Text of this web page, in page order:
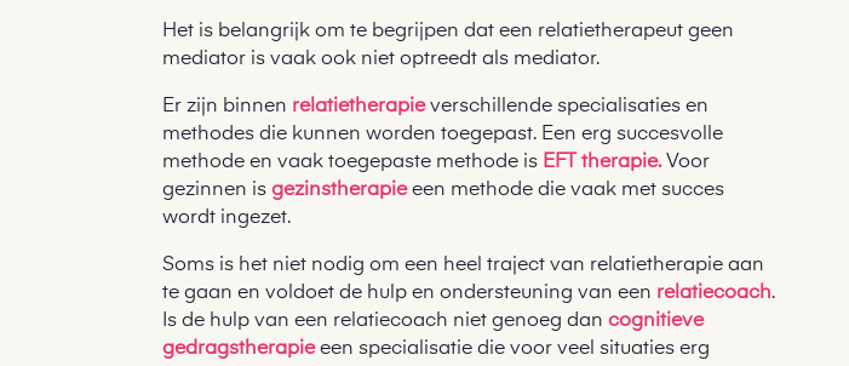
Het is belangrijk om te begrijpen dat een relatietherapeut geen
mediator is vaak ook niet optreedt als mediator.
Er zijn binnen relatietherapieverschillende specialisaties en
methodes die kunnen worden toegepast. Een erg succesvolle
methode en vaak toegepaste methode is EFT therapie. Voor
gezinnen isgezinstherapieeen methode die vaak met succes
wordt ingezet.
Soms is het niet nodig om een heel traject van relatietherapie aan
te gaan en voldoet de hulp en ondersteuning van een relatiecoach.
Is de hulp van een relatiecoach niet genoeg dancognitieve
gedragstherapieeen specialisatie die voor veel situaties erg